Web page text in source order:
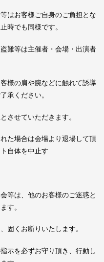
はお客様ご自身のご負担とな
時でも同様です。
難等は主催者・会場・出演者
様の肩や腕などに触れて誘導
承ください。
させていただきます。
た場合は会場より退場して頂
自体を中止す
等は、他のお客様のご迷惑と
す。
固くお断りいたします。
示を必ずお守り頂き、行動し